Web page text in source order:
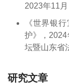
2023年11
《世界银
护》，
坛暨山东省
研究文章